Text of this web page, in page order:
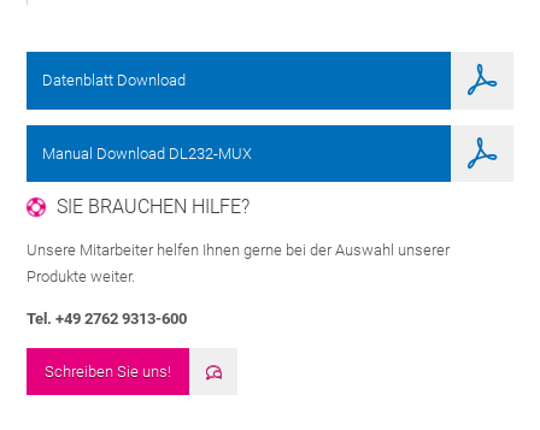
Datenblatt Download
Manual Download DL232-MUX
SIE BRAUCHEN HILFE?
Unsere Mitarbeiter helfen Ihnen gerne bei der Auswahl unserer
Produkte weiter.
Tel. +49 2762 9313-600
Schreiben Sie uns!